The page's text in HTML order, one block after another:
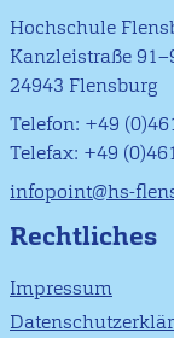
Hochschule
Kanzleistraße
24943 Flensburg
Telefon: +49
Telefax: +49
infopoint@hs-
Rechtliches
Impressum